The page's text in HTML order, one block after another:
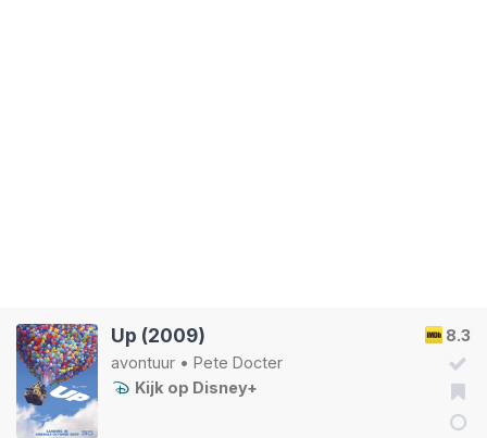
8.3
Up (2009)
avontuur • Pete Docter
Kijk op Disney+